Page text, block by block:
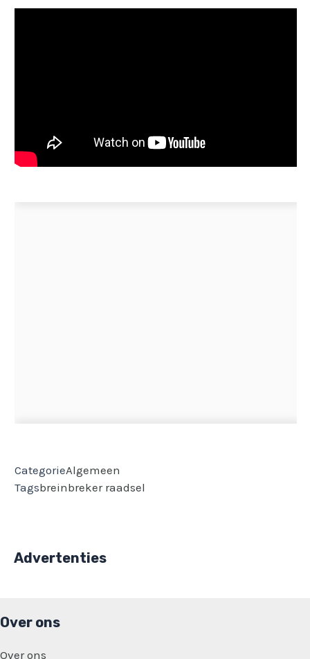
CategorieAlgemeen
Tagsbreinbreker raadsel
Advertenties
Over ons
Over ons